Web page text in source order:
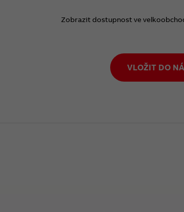
Zobrazit dostupnost ve
VLOŽIT DO